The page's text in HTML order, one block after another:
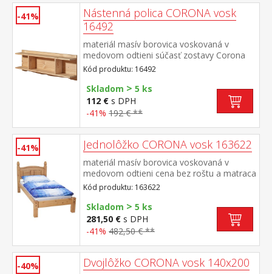
-41%
Nástenná polica CORONA vosk
16492
materiál masív borovica voskovaná v
medovom odtieni súčasť zostavy Corona
Kód produktu: 16492
Skladom > 5 ks
112 € s DPH
-41% 192 € **
-41% Jednolôžko CORONA vosk 163622
materiál masív borovica voskovaná v
medovom odtieni cena bez roštu a matraca
odporúčaný rozmer matraca 90 × 200 cm a
rošt R1 toto lôžko NEMOŽNO kombinovať
s lamelovým roštom 7154 alebo
7861súčasť zostavy Corona
Kód produktu: 163622
Skladom > 5 ks
281,50 € s DPH
-41% 482,50 € **
-40% Dvojlôžko CORONA vosk 140x200